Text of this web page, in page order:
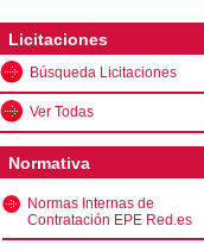
Licitaciones
Búsqueda Licitaciones
Ver Todas
Normativa
Normas Internas de
Contratación EPE Red.es